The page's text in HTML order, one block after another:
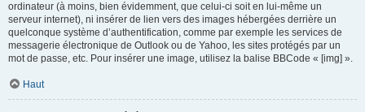
ordinateur (à moins, bien évidemment, que celui-ci soit en lui-même un
serveur internet), ni insérer de lien vers des images hébergées derrière un
quelconque système d’authentification, comme par exemple les services de
messagerie électronique de Outlook ou de Yahoo, les sites protégés par un
mot de passe, etc. Pour insérer une image, utilisez la balise BBCode « [img] ».
Haut